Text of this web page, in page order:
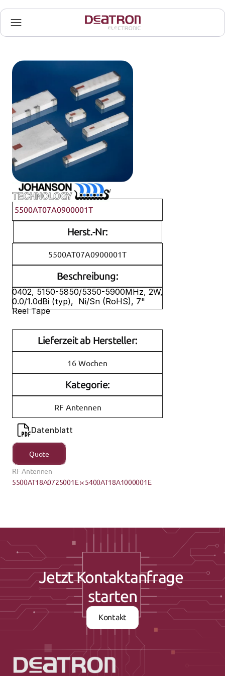
Johanson Technology
5500AT07A0900001T
Herst.-Nr:
5500AT07A0900001T
Beschreibung:
0402, 5150-5850/5350-5900MHz, 2W,
0.0/1.0dBi (typ),  Ni/Sn (RoHS), 7"
Reel Tape
Lieferzeit ab Hersteller:
16 Wochen
Kategorie:
RF Antennen
Datenblatt
Quote
RF Antennen
5500AT18A0725001E ›‹ 5400AT18A1000001E
Jetzt Kontaktanfrage
starten
Kontakt